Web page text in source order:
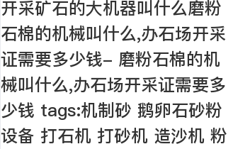
开采矿石的大机器叫什么磨粉
石棉的机械叫什么,办石场开采
证需要多少钱- 磨粉石棉的机
械叫什么,办石场开采证需要多
少钱 tags:机制砂 鹅卵石砂粉
设备 打石机 打砂机 造沙机 粉